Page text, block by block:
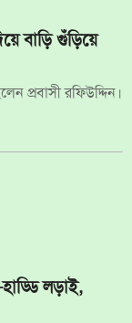
বাড়ি গুঁড়িয়ে
প্রবাসী রফিউদ্দিন।
লড়াই,